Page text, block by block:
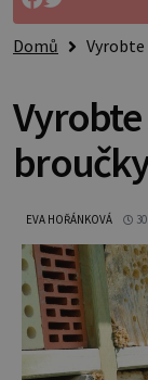
Domů
broučky
EVA HOŘÁNKOVÁ